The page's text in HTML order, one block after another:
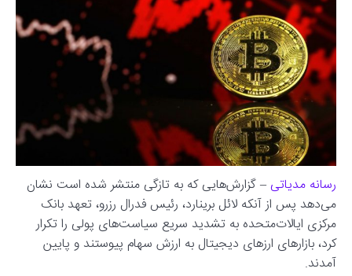
رسانه مدیاتی – گزارش‌هایی که به تازگی منتشر شده است نشان
می‌دهد پس از آنکه لائل برینارد، رئیس فدرال رزرو، تعهد بانک
مرکزی ایالات‌متحده به تشدید سریع سیاست‌های پولی را تکرار
کرد، بازارهای ارزهای دیجیتال به ارزش سهام پیوستند و پایین
آمدند.